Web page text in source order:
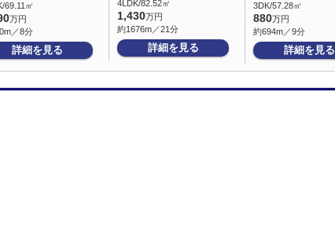
69.11㎡
万円
／8分
詳細を見る
4LDK/82.52㎡
1,430万円
約1676m／21分
詳細を見る
3DK/57.28㎡
880万円
約694m／9分
詳細を見る